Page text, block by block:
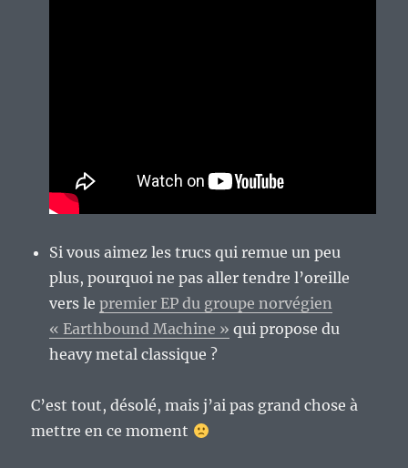
Si vous aimez les trucs qui remue un peu
plus, pourquoi ne pas aller tendre l’oreille
vers lepremier EP du groupe norvégien
« Earthbound Machine » qui propose du
heavy metal classique ?
C’est tout, désolé, mais j’ai pas grand chose à
mettre en ce moment